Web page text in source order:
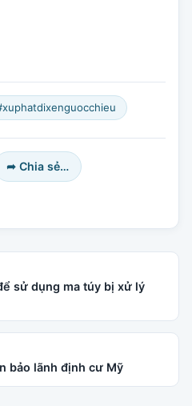
➦ Chia sẻ…
sử dụng ma túy bị xử lý
bảo lãnh định cư Mỹ